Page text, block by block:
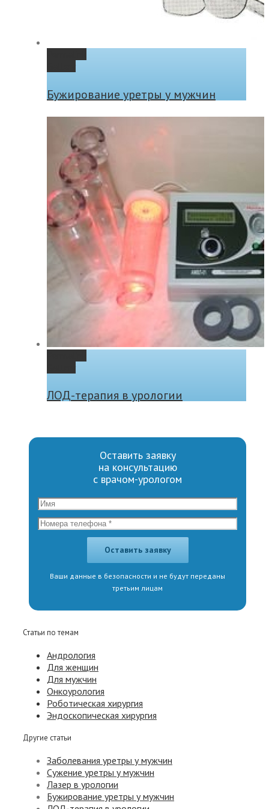
Бужирование уретры у мужчин
ЛОД-терапия в урологии
Оставить заявку
на консультацию
с врачом-урологом
Ваши данные в безопасности и не будут переданы
третьим лицам
Статьи по темам
Андрология
Для женщин
Для мужчин
Онкоурология
Роботическая хирургия
Эндоскопическая хирургия
Другие статьи
Заболевания уретры у мужчин
Сужение уретры у мужчин
Лазер в урологии
Бужирование уретры у мужчин